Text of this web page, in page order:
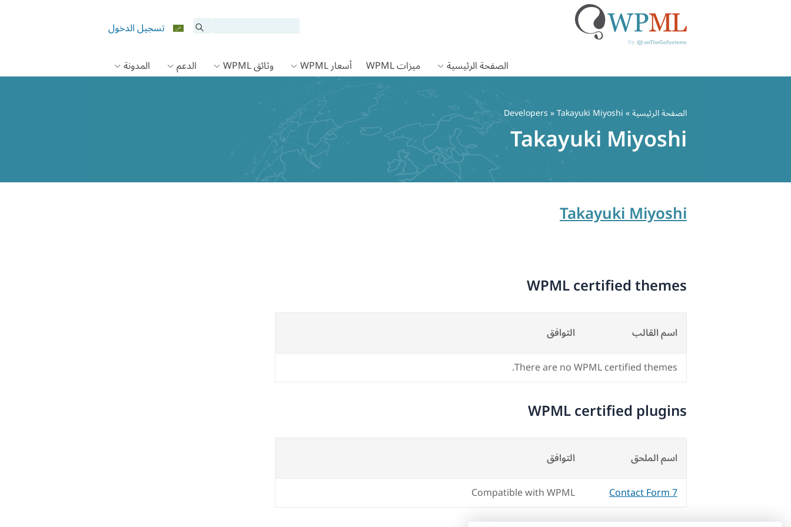
تسجيل الدخول
الصفحة الرئيسية
ميزات WPML أسعار WPML وثائق WPML الدعم المدونة
الصفحة الرئيسية» Developers » Takayuki Miyoshi
Takayuki Miyoshi
Takayuki Miyoshi
WPML certified themes
اسم القالب
التوافق
There are no WPML certified themes.
WPML certified plugins
اسم الملحق
التوافق
Contact Form 7
Compatible with WPML